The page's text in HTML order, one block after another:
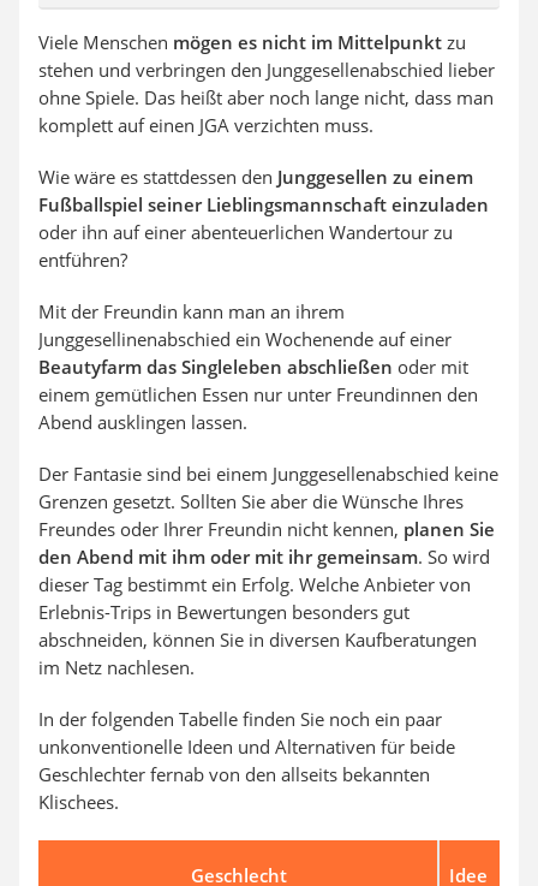
Viele Menschen mögen es nicht im Mittelpunkt zu
stehen und verbringen den Junggesellenabschied lieber
ohne Spiele. Das heißt aber noch lange nicht, dass man
komplett auf einen JGA verzichten muss.
Wie wäre es stattdessen den Junggesellen zu einem
Fußballspiel seiner Lieblingsmannschaft einzuladen
oder ihn auf einer abenteuerlichen Wandertour zu
entführen?
Mit der Freundin kann man an ihrem
Junggesellinenabschied ein Wochenende auf einer
Beautyfarm das Singleleben abschließen oder mit
einem gemütlichen Essen nur unter Freundinnen den
Abend ausklingen lassen.
Der Fantasie sind bei einem Junggesellenabschied keine
Grenzen gesetzt. Sollten Sie aber die Wünsche Ihres
Freundes oder Ihrer Freundin nicht kennen, planen Sie
den Abend mit ihm oder mit ihr gemeinsam. So wird
dieser Tag bestimmt ein Erfolg. Welche Anbieter von
Erlebnis-Trips in Bewertungen besonders gut
abschneiden, können Sie in diversen Kaufberatungen
im Netz nachlesen.
In der folgenden Tabelle finden Sie noch ein paar
unkonventionelle Ideen und Alternativen für beide
Geschlechter fernab von den allseits bekannten
Klischees.
Geschlecht Idee